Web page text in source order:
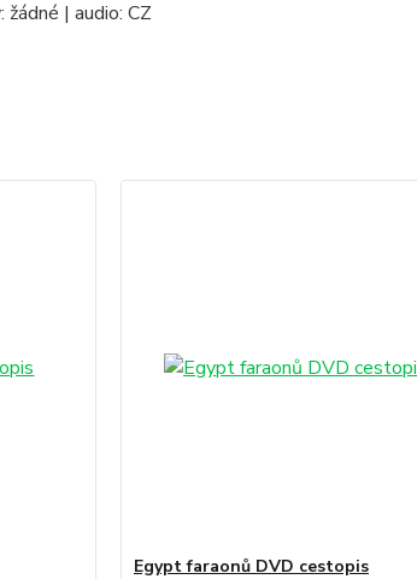
| audio: CZ
Egypt faraonů DVD cestopis